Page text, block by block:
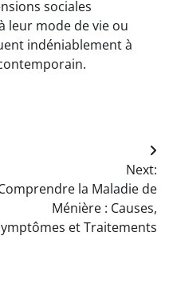
sociales
leur mode de vie ou
indéniablement à
Next:
la Maladie de
Ménière : Causes,
et Traitements